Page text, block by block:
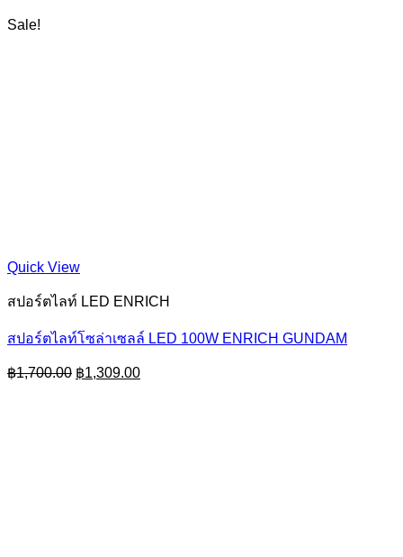
Sale!
Quick View
สปอร์ตไลท์ LED ENRICH
สปอร์ตไลท์โซล่าเซลล์ LED 100W ENRICH GUNDAM
฿1,700.00 Original
฿1,309.00Current